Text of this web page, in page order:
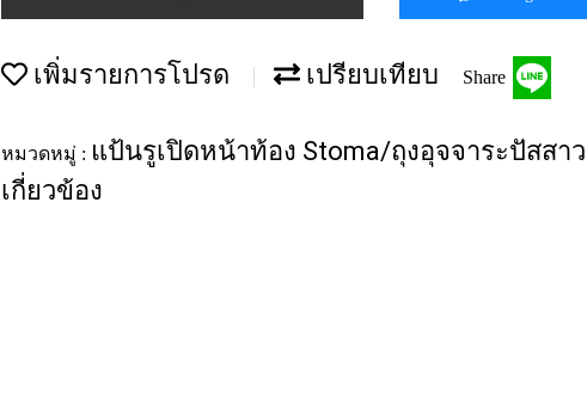
เพิ่มรายการโปรด เปรียบเทียบ Share
หมวดหมู่ : แป้นรูเปิดหน้าท้อง Stoma/ถุงอุจจาระปัสสา
เกี่ยวข้อง